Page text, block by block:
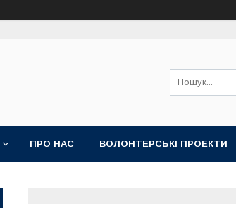
ПРО НАС ВОЛОНТЕРСЬКІ ПРОЕКТИ